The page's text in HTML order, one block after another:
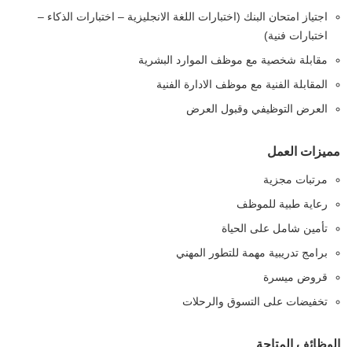
اجتياز امتحان البنك (اختبارات اللغة الانجليزية – اختبارات الذكاء –
اختبارات فنية)
مقابلة شخصية مع موظف الموارد البشرية
المقابلة الفنية مع موظف الادارة الفنية
العرض التوظيفي وقبول العرض
مميزات العمل
مرتبات مجزية
رعاية طبية للموظف
تأمين شامل على الحياة
برامج تدريبية مهمة للتطور المهني
قروض ميسرة
تخفيضات على التسوق والرحلات